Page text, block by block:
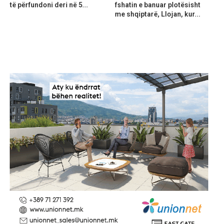
të përfundoni deri në 5...
fshatin e banuar plotësisht
me shqiptarë, Llojan, kur...